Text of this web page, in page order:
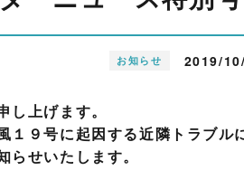
お知らせ 2019/
上げます。
１９号に起因する近隣トラブル
せいたします。